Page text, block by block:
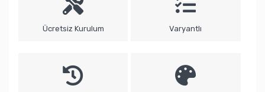
Ücretsiz Kurulum Varyantlı